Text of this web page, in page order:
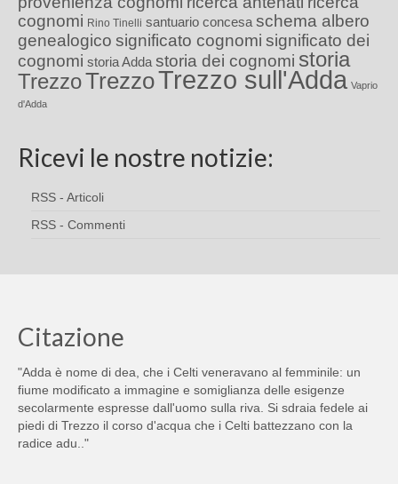
cognomi Rino Tinelli santuario concesa schema albero
genealogico significato cognomi significato dei
cognomi storia Adda storia dei cognomi storia
TrezzoTrezzoTrezzo sull'Adda Vaprio
d'Adda
Ricevi le nostre notizie:
RSS - Articoli
RSS - Commenti
Citazione
"Adda è nome di dea, che i Celti veneravano al femminile: un
fiume modificato a immagine e somiglianza delle esigenze
secolarmente espresse dall'uomo sulla riva. Si sdraia fedele ai
piedi di Trezzo il corso d'acqua che i Celti battezzano con la
radice adu.."